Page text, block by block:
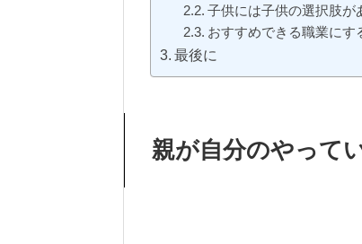
子供には子供の選択肢が
おすすめできる職業にす
最後に
親が自分のやって